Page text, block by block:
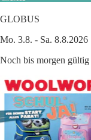
GLOBUS
Mo. 3.8. - Sa. 8.8.2026
Noch bis morgen gültig